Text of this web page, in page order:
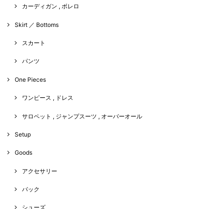
カーディガン , ボレロ
Skirt ／ Bottoms
スカート
パンツ
One Pieces
ワンピース , ドレス
サロペット , ジャンプスーツ , オーバーオール
Setup
Goods
アクセサリー
バック
シューズ